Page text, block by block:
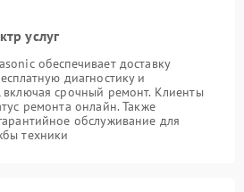
услуг
обеспечивает доставку
диагностику и
включая срочный ремонт. Клиенты
ремонта онлайн. Также
обслуживание для
техники